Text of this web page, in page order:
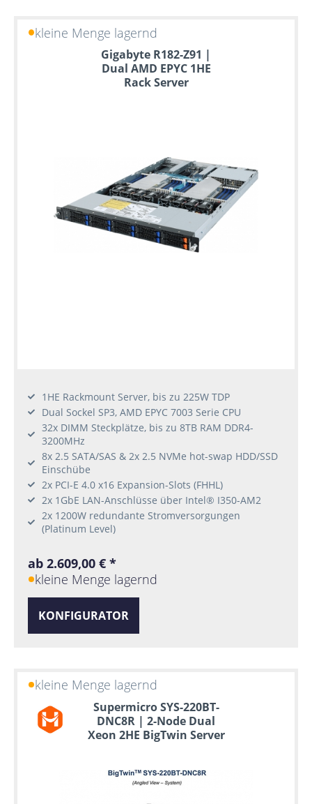
kleine Menge lagernd
Gigabyte R182-Z91 |
Dual AMD EPYC 1HE
Rack Server
1HE Rackmount Server, bis zu 225W TDP
Dual Sockel SP3, AMD EPYC 7003 Serie CPU
32x DIMM Steckplätze, bis zu 8TB RAM DDR4-
3200MHz
8x 2.5 SATA/SAS & 2x 2.5 NVMe hot-swap HDD/SSD
Einschübe
2x PCI-E 4.0 x16 Expansion-Slots (FHHL)
2x 1GbE LAN-Anschlüsse über Intel® I350-AM2
2x 1200W redundante Stromversorgungen
(Platinum Level)
ab 2.609,00 € *
kleine Menge lagernd
KONFIGURATOR
kleine Menge lagernd
Supermicro SYS-220BT-
DNC8R | 2-Node Dual
Xeon 2HE BigTwin Server